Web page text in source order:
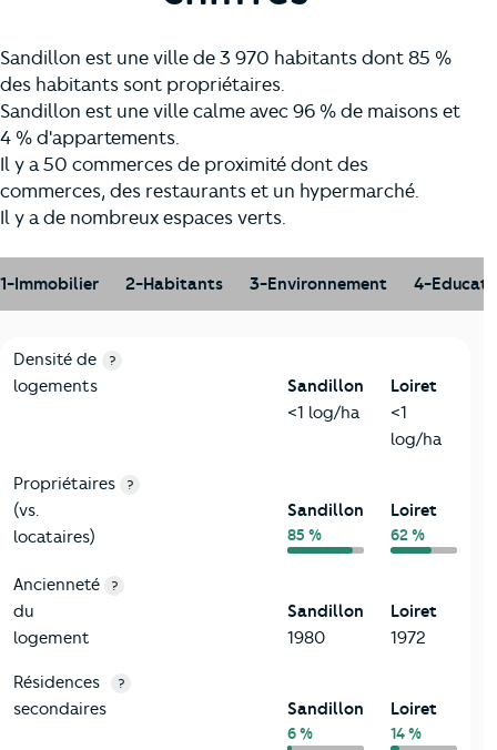
Sandillon est une ville de 3 970 habitants dont 85 %
des habitants sont propriétaires.
Sandillon est une ville calme avec 96 % de maisons et
4 % d'appartements.
Il y a 50 commerces de proximité dont des
commerces, des restaurants et un hypermarché.
Il y a de nombreux espaces verts.
1-Immobilier 2-Habitants 3-Environnement 4-
1-Immobilier
Critères Sandillon
Densité de
logements
?
Sandillon
<1 log/ha
Loiret
<1
log/ha
Propriétaires
(vs.
locataires)
?
Sandillon
85 %
Loiret
62 %
Ancienneté
du
logement
?
Sandillon
1980
Loiret
1972
Résidences
secondaires
?
Sandillon
6 %
Loiret
14 %